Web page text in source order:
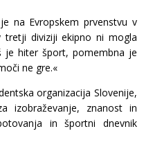
na Evropskem prvenstvu v
diviziji ekipno ni mogla
je hiter šport, pomembna je
ne gre.«
organizacija Slovenije,
izobraževanje, znanost in
in športni dnevnik